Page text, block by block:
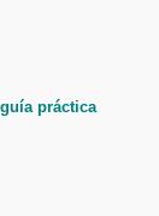
práctica